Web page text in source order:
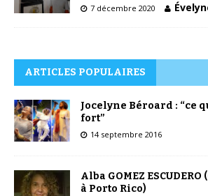
7 décembre 2020
ARTICLES POPULAIRES
Jocelyne Béroard : “ce
fort”
14 septembre 2016
Alba GOMEZ
à Porto Rico)